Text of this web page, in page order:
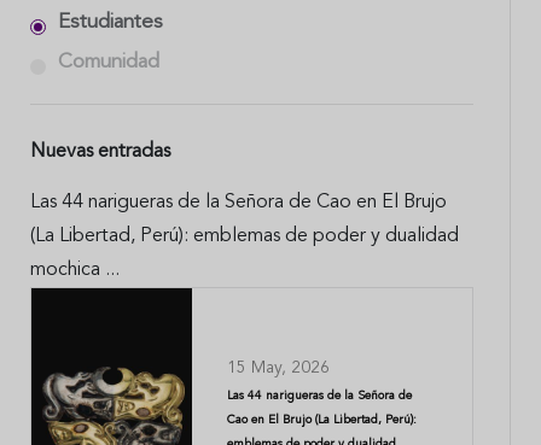
Estudiantes
Comunidad
Nuevas entradas
Las 44 narigueras de la Señora de Cao en El Brujo
(La Libertad, Perú): emblemas de poder y dualidad
mochica ...
15 May, 2026
Las 44 narigueras de la Señora de
Cao en El Brujo (La Libertad, Perú):